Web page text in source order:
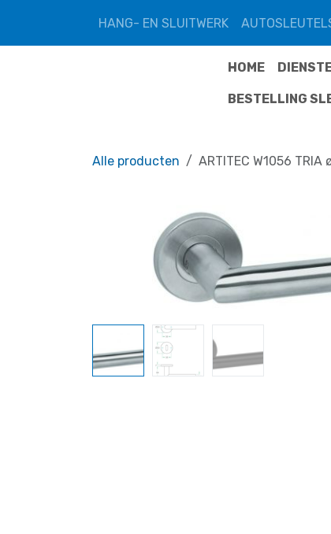
HANG- EN SLUITWERK
HOME
BESTELLING
Alle producten ARTITEC W1056